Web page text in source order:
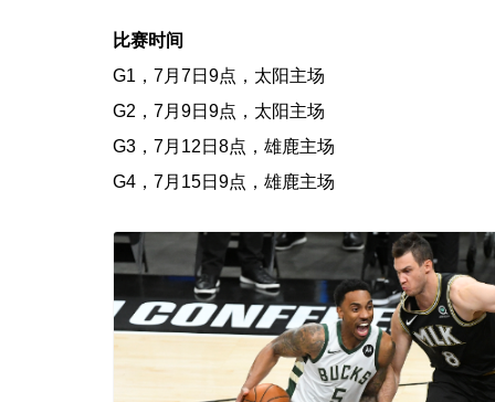
比赛时间
G1，7月7日9点，太阳主场
G2，7月9日9点，太阳主场
G3，7月12日8点，雄鹿主场
G4，7月15日9点，雄鹿主场